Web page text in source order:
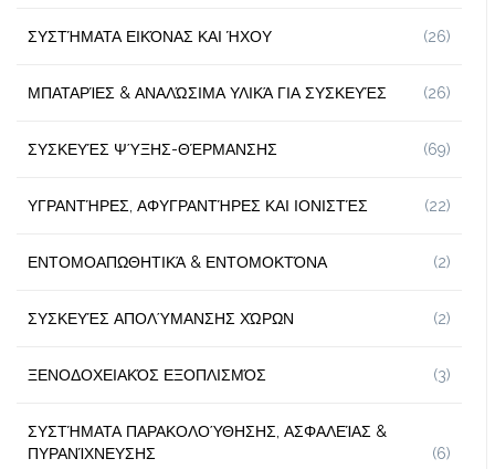
ΣΥΣΤΉΜΑΤΑ ΕΙΚΌΝΑΣ ΚΑΙ ΉΧΟΥ (26)
ΜΠΑΤΑΡΊΕΣ & ΑΝΑΛΏΣΙΜΑ ΥΛΙΚΆ ΓΙΑ ΣΥΣΚΕΥΈΣ (26)
ΣΥΣΚΕΥΈΣ ΨΎΞΗΣ-ΘΈΡΜΑΝΣΗΣ (69)
ΥΓΡΑΝΤΉΡΕΣ, ΑΦΥΓΡΑΝΤΉΡΕΣ ΚΑΙ ΙΟΝΙΣΤΈΣ (22)
ΕΝΤΟΜΟΑΠΩΘΗΤΙΚΆ & ΕΝΤΟΜΟΚΤΌΝΑ (2)
ΣΥΣΚΕΥΈΣ ΑΠΟΛΎΜΑΝΣΗΣ ΧΏΡΩΝ (2)
ΞΕΝΟΔΟΧΕΙΑΚΌΣ ΕΞΟΠΛΙΣΜΌΣ (3)
ΣΥΣΤΉΜΑΤΑ ΠΑΡΑΚΟΛΟΎΘΗΣΗΣ, ΑΣΦΑΛΕΊΑΣ &
ΠΥΡΑΝΊΧΝΕΥΣΗΣ
(6)